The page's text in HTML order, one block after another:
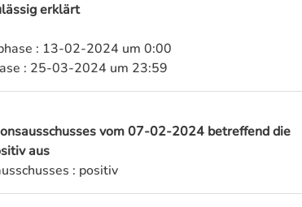
erklärt
: 13-02-2024 um 0:00
: 25-03-2024 um 23:59
vom 07-02-2024 betreffend die
aus
: positiv